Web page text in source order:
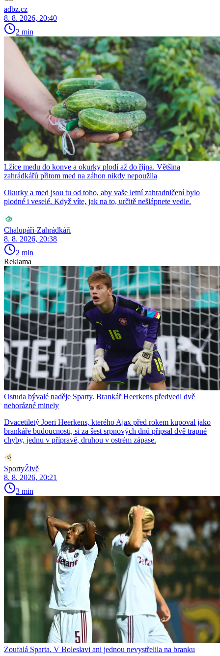
adbz.cz
8. 8. 2026, 20:40
2 min
Lžíce medu do konve a okurky plodí až do října. Většina
zahrádkářů přitom med na záhon nikdy nepoužila
Okurky a med jsou tu od toho, aby vaše letní zahradničení bylo
plodné i veselé. Když víte, jak na to, určitě nešlápnete vedle.
Chalupáři-Zahrádkáři
8. 8. 2026, 20:38
2 min
Reklama
Ostuda bývalé naděje Sparty. Brankář Heerkens předvedl dvě
nehorázné minely
Dvacetiletý Joeri Heerkens, kterého Ajax před rokem kupoval jako
brankáře budoucnosti, si za šest srpnových dnů připsal dvě trapné
chyby, jednu v přípravě, druhou v ostrém zápase.
SportyŽivě
8. 8. 2026, 20:21
3 min
Zoufalá Sparta. V Boleslavi ani jednou nevystřelila na branku